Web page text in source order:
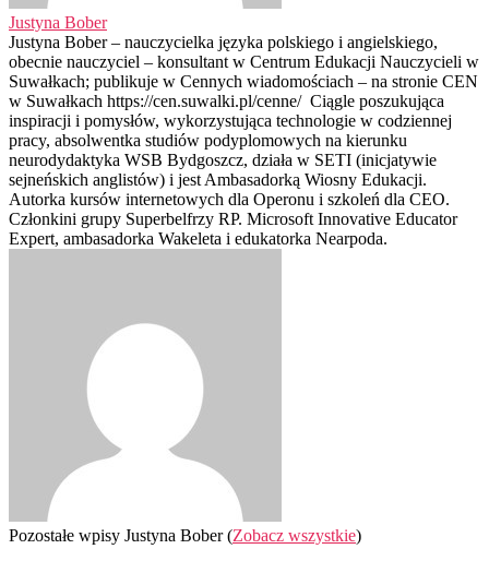
Justyna Bober
Justyna Bober – nauczycielka języka polskiego i angielskiego,
obecnie nauczyciel – konsultant w Centrum Edukacji Nauczycieli w
Suwałkach; publikuje w Cennych wiadomościach – na stronie CEN
w Suwałkach https://cen.suwalki.pl/cenne/ Ciągle poszukująca
inspiracji i pomysłów, wykorzystująca technologie w codziennej
pracy, absolwentka studiów podyplomowych na kierunku
neurodydaktyka WSB Bydgoszcz, działa w SETI (inicjatywie
sejneńskich anglistów) i jest Ambasadorką Wiosny Edukacji.
Autorka kursów internetowych dla Operonu i szkoleń dla CEO.
Członkini grupy Superbelfrzy RP. Microsoft Innovative Educator
Expert, ambasadorka Wakeleta i edukatorka Nearpoda.
Pozostałe wpisy Justyna Bober(Zobacz wszystkie)